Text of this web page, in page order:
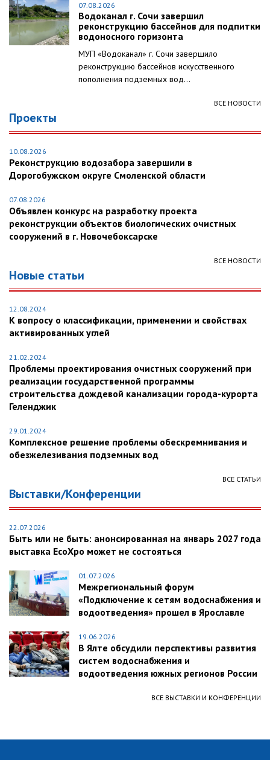
07.08.2026
Водоканал г. Сочи завершил
реконструкцию бассейнов для подпитки
водоносного горизонта
МУП «Водоканал» г. Сочи завершило
реконструкцию бассейнов искусственного
пополнения подземных вод...
ВСЕ НОВОСТИ
Проекты
10.08.2026
Реконструкцию водозабора завершили в
Дорогобужском округе Смоленской области
07.08.2026
Объявлен конкурс на разработку проекта
реконструкции объектов биологических очистных
сооружений в г. Новочебоксарске
ВСЕ НОВОСТИ
Новые статьи
12.08.2024
К вопросу о классификации, применении и свойствах
активированных углей
21.02.2024
Проблемы проектирования очистных сооружений при
реализации государственной программы
строительства дождевой канализации города-курорта
Геленджик
29.01.2024
Комплексное решение проблемы обескремнивания и
обезжелезивания подземных вод
ВСЕ СТАТЬИ
Выставки/Конференции
22.07.2026
Быть или не быть: анонсированная на январь 2027 года
выставка EcoXpo может не состояться
01.07.2026
Межрегиональный форум
«Подключение к сетям водоснабжения и
водоотведения» прошел в Ярославле
19.06.2026
В Ялте обсудили перспективы развития
систем водоснабжения и
водоотведения южных регионов России
ВСЕ ВЫСТАВКИ И КОНФЕРЕНЦИИ